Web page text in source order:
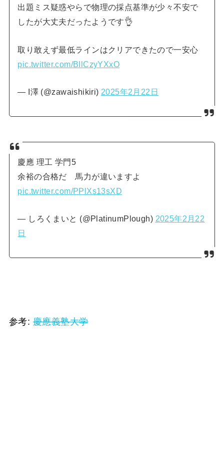
出題ミス疑惑やらで物理の採点基準が少々不安で
したが大丈夫だったようです👌
取り敢えず最低ラインはクリアできたので一安心
pic.twitter.com/BIlCzyYXxO
— I澤 (@zawaishikiri) 2025年2月22日
慶應 理工 学門5
余裕の合格だ 馬力が違いますよ
pic.twitter.com/PPlXs13sXD
— しろくまいと (@PlatinumPlough) 2025年2月22
日
参考:慶應義塾大学